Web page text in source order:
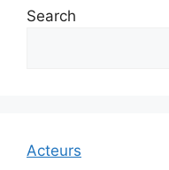
Search
Acteurs